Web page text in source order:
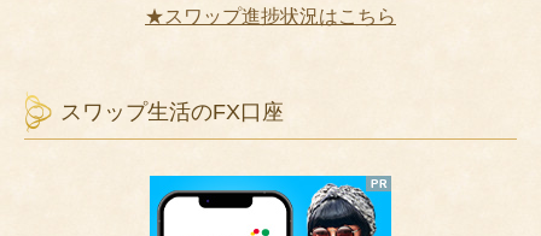
★スワップ進捗状況はこちら
スワップ生活のFX口座